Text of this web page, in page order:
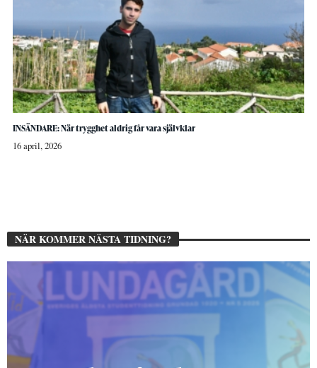
INSÄNDARE: När trygghet aldrig får vara självklar
16 april, 2026
NÄR KOMMER NÄSTA TIDNING?